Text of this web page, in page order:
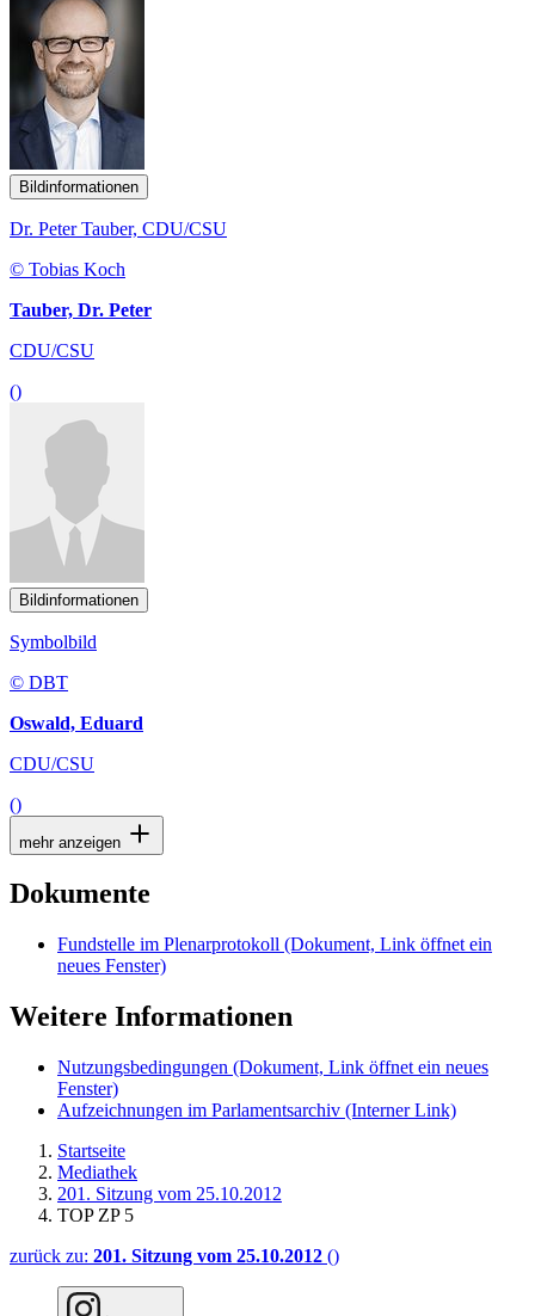
Bildinformationen
Dr. Peter Tauber, CDU/CSU
© Tobias Koch
Tauber, Dr. Peter
CDU/CSU
()
Bildinformationen
Symbolbild
© DBT
Oswald, Eduard
CDU/CSU
()
mehr anzeigen
Dokumente
Fundstelle im Plenarprotokoll (Dokument, Link öffnet ein
neues Fenster)
Weitere Informationen
Nutzungsbedingungen (Dokument, Link öffnet ein neues
Fenster)
Aufzeichnungen im Parlamentsarchiv (Interner Link)
Startseite
Mediathek
201. Sitzung vom 25.10.2012
TOP ZP 5
zurück zu: 201. Sitzung vom 25.10.2012 ()